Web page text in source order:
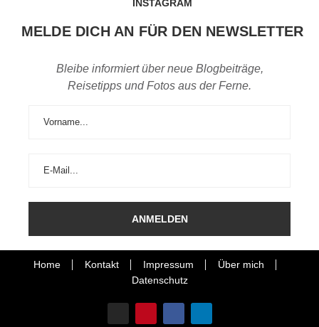
INSTAGRAM
MELDE DICH AN FÜR DEN NEWSLETTER
Bleibe informiert über neue Blogbeiträge,
Reisetipps und Fotos aus der Ferne.
Home Kontakt Impressum
Über mich
Datenschutz